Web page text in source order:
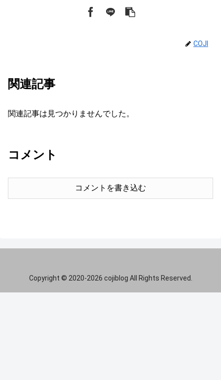
COJI
関連記事
関連記事は見つかりませんでした。
コメント
コメントを書き込む
Copyright © 2020-2026 cojiblog All Rights Reserved.